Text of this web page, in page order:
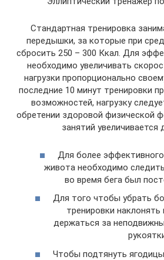
Стандартная тренировка
передышки, за которые при
сбросить 250 – 300 Ккал. Для
необходимо увеличивать
нагрузки пропорционально
последние 10 минут тренировки
возможностей, нагрузку
обретении здоровой физической
занятий увеличивается
Для более
живота необходимо
во время бега был
Для того чтобы убрать
тренировки наклонять
держаться за
Чтобы подтянуть